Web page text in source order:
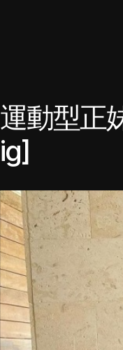
運動型正
ig]